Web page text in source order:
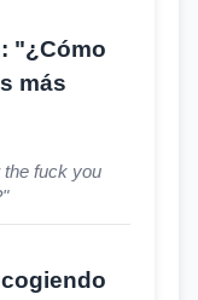
"¿Cómo
más
the fuck you